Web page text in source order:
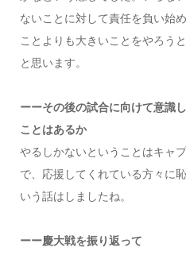
ないことに対して責任を負い始
ことよりも大きいことをやろう
と思います。
ーーその後の試合に向けて意識
ことはあるか
やるしかないということはキャ
で、応援してくれている方々に
いう話はしましたね。
ーー慶大戦を振り返って